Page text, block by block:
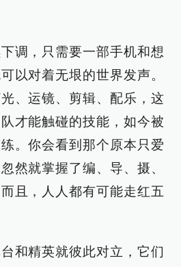
调，只需要一部手机和想
以对着无垠的世界发声。
、运镜、剪辑、配乐，这
才能触碰的技能，如今被
。你会看到那个原本只爱
然就掌握了编、导、摄、
且，人人都有可能走红五
和精英就彼此对立，它们